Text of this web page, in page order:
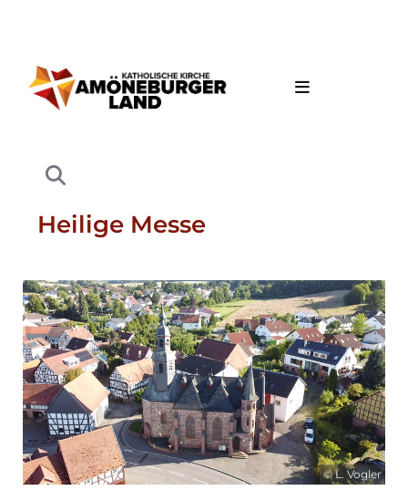
Heilige Messe
© L. Vogler